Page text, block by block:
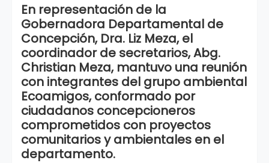
En representación de la
Gobernadora Departamental de
Concepción, Dra. Liz Meza, el
coordinador de secretarios, Abg.
Christian Meza, mantuvo una reunión
con integrantes del grupo ambiental
Ecoamigos, conformado por
ciudadanos concepcioneros
comprometidos con proyectos
comunitarios y ambientales en el
departamento.